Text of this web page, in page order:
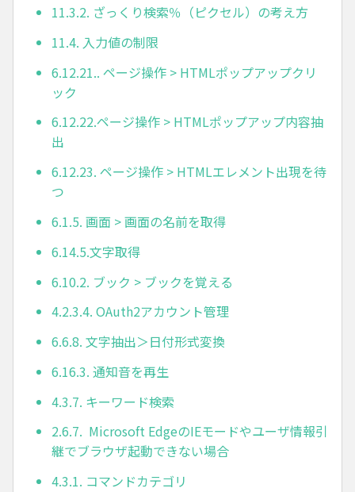
11.3.2. ざっくり検索％（ピクセル）の考え方
11.4. 入力値の制限
6.12.21.. ページ操作 > HTMLポップアップクリ
ック
6.12.22.ページ操作 > HTMLポップアップ内容抽
出
6.12.23. ページ操作 > HTMLエレメント出現を待
つ
6.1.5. 画面 > 画面の名前を取得
6.14.5.文字取得
6.10.2. ブック > ブックを覚える
4.2.3.4. OAuth2アカウント管理
6.6.8. 文字抽出＞日付形式変換
6.16.3. 通知音を再生
4.3.7. キーワード検索
2.6.7. Microsoft EdgeのIEモードやユーザ情報引
継でブラウザ起動できない場合
4.3.1. コマンドカテゴリ